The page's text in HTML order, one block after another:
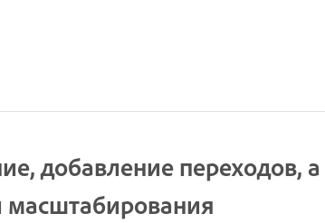
добавление переходов,